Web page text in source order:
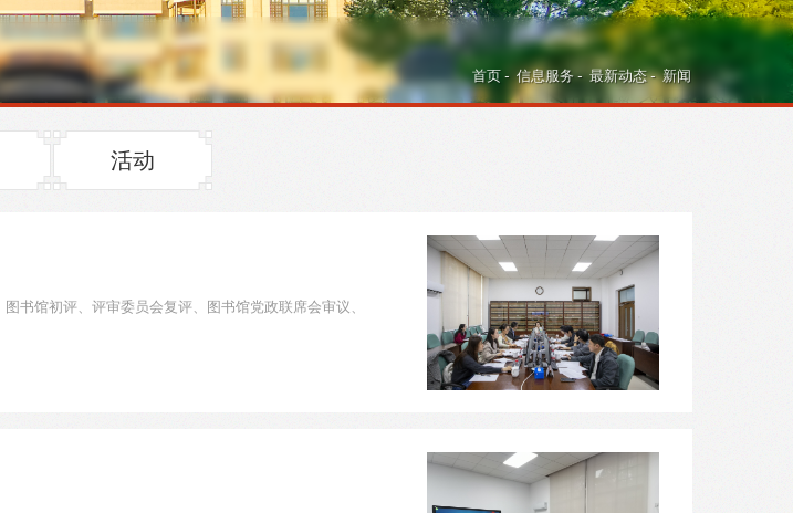
数据库 电子图书和电子期刊
新书通报 专利数据 活动讲座 首页 - 信息服务 - 最新动态 - 新闻
活动
书馆初评、评审委员会复评、图书馆党政联席会审议、